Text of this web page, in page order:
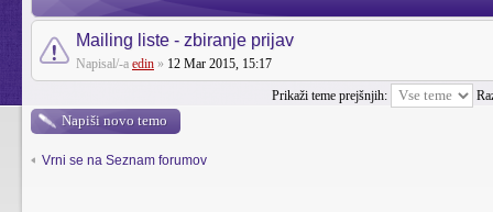
Mailing liste - zbiranje prijav
Napisal/-a edin » 12 Mar 2015, 15:17
Prikaži teme prejšnjih:
Napiši novo temo
Vrni se na Seznam forumov